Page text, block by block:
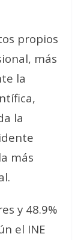
propios
más
la
la
más
y 48.9%
el INE